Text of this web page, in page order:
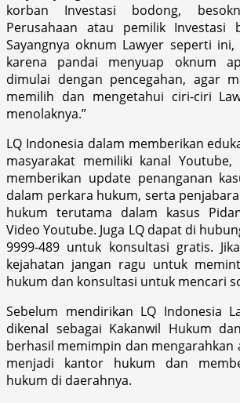
korban Investasi bodong,
Perusahaan atau pemilik Investasi
Sayangnya oknum Lawyer seperti
karena pandai menyuap oknum
dimulai dengan pencegahan, agar
memilih dan mengetahui ciri-ciri
menolaknya.”
LQ Indonesia dalam memberikan
masyarakat memiliki kanal Youtube,
memberikan update penanganan
dalam perkara hukum, serta
hukum terutama dalam kasus
Video Youtube. Juga LQ dapat di
9999-489 untuk konsultasi gratis.
kejahatan jangan ragu untuk
hukum dan konsultasi untuk mencari
Sebelum mendirikan LQ Indonesia
dikenal sebagai Kakanwil Hukum
berhasil memimpin dan mengarahkan
menjadi kantor hukum dan
hukum di daerahnya.